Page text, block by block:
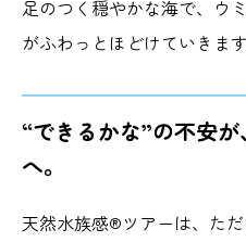
足のつく穏やかな海で、ウ
がふわっとほどけていきます
“できるかな”の不安
へ。
天然水族感®ツアーは、た